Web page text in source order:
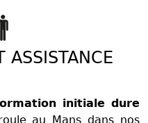
ASSISTANCE
initiale dure
au Mans dans nos